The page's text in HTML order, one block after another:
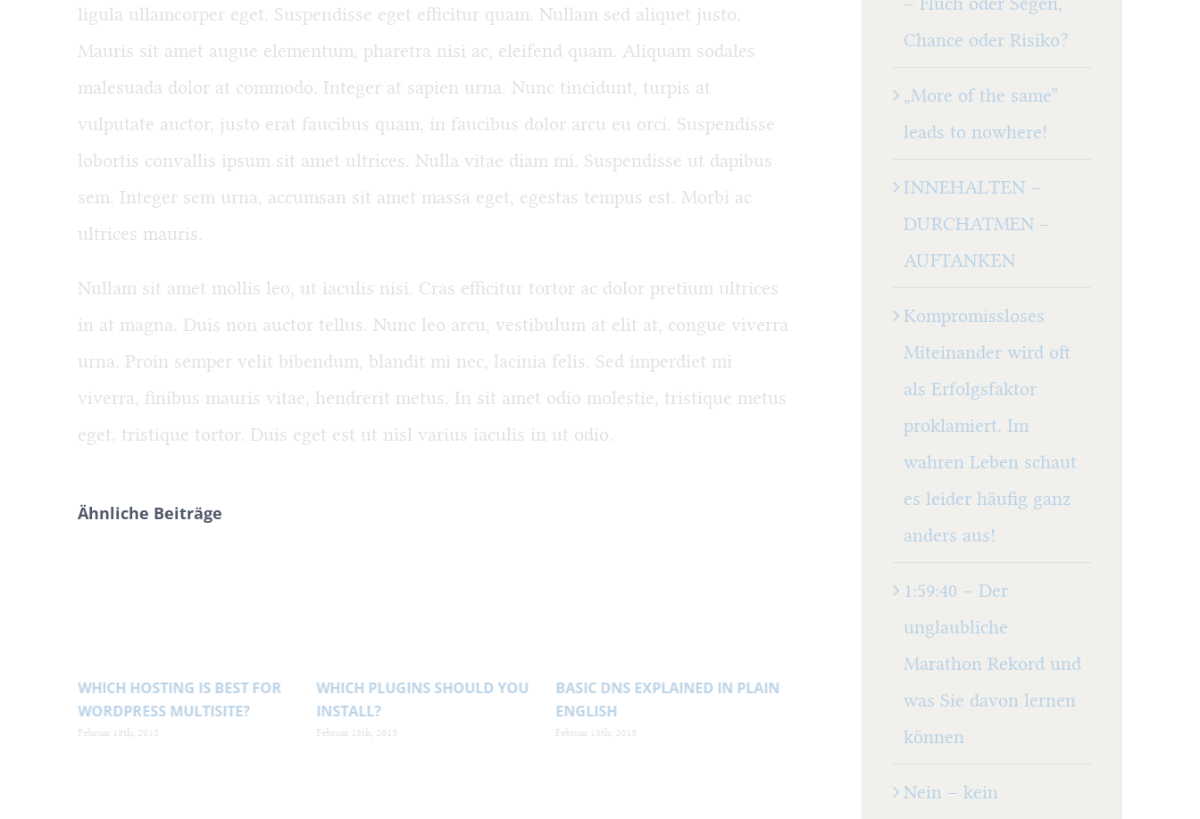
Angebot
Ihre Nutzen
Bücher / Audio
Broschüre
Kontakt
DE
ligula ullamcorper eget. Suspendisse eget efficitur quam. Nullam sed aliquet justo.
Mauris sit amet augue elementum, pharetra nisi ac, eleifend quam. Aliquam sodales
malesuada dolor at commodo. Integer at sapien urna. Nunc tincidunt, turpis at
vulputate auctor, justo erat faucibus quam, in faucibus dolor arcu eu orci. Suspendisse
lobortis convallis ipsum sit amet ultrices. Nulla vitae diam mi. Suspendisse ut dapibus
sem. Integer sem urna, accumsan sit amet massa eget, egestas tempus est. Morbi ac
ultrices mauris.
Nullam sit amet mollis leo, ut iaculis nisi. Cras efficitur tortor ac dolor pretium ultrices
in at magna. Duis non auctor tellus. Nunc leo arcu, vestibulum at elit at, congue viverra
urna. Proin semper velit bibendum, blandit mi nec, lacinia felis. Sed imperdiet mi
viverra, finibus mauris vitae, hendrerit metus. In sit amet odio molestie, tristique metus
eget, tristique tortor. Duis eget est ut nisl varius iaculis in ut odio.
Ähnliche Beiträge
WHICH HOSTING IS BEST FOR
WORDPRESS MULTISITE?
Februar 18th, 2015
WHICH PLUGINS SHOULD YOU
INSTALL?
Februar 18th, 2015
BASIC DNS EXPLAINED IN PLAIN
ENGLISH
Februar 18th, 2015
Februar 18th, 2015
Chance oder Risiko?
„More of the same”
leads to nowhere!
INNEHALTEN –
DURCHATMEN –
AUFTANKEN
Kompromissloses
Miteinander wird oft
als Erfolgsfaktor
proklamiert. Im
wahren Leben schaut
es leider häufig ganz
anders aus!
1:59:40 – Der
unglaubliche
Marathon Rekord und
was Sie davon lernen
können
Nein – kein